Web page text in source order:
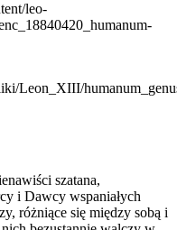
leo-
Leon_XIII/
szatana,
i Dawcy wspaniałych
różniące się między sobą i